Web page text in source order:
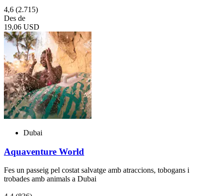
4,6 (2.715)
Des de
19,06 USD
Dubai
Aquaventure World
Fes un passeig pel costat salvatge amb atraccions, tobogans i
trobades amb animals a Dubai